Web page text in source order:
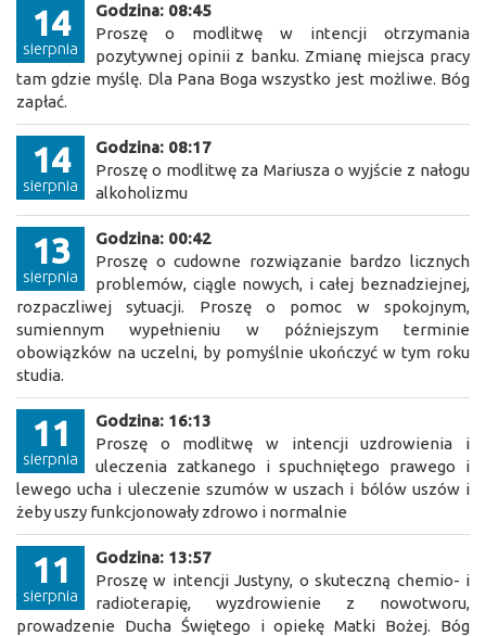
14
sierpnia
Godzina: 08:45
Proszę o modlitwę w intencji otrzymania
pozytywnej opinii z banku. Zmianę miejsca pracy
tam gdzie myślę. Dla Pana Boga wszystko jest możliwe. Bóg
zapłać.
14
sierpnia
Godzina: 08:17
Proszę o modlitwę za Mariusza o wyjście z nałogu
alkoholizmu
13
sierpnia
Godzina: 00:42
Proszę o cudowne rozwiązanie bardzo licznych
problemów, ciągle nowych, i całej beznadziejnej,
rozpaczliwej sytuacji. Proszę o pomoc w spokojnym,
sumiennym wypełnieniu w późniejszym terminie
obowiązków na uczelni, by pomyślnie ukończyć w tym roku
studia.
11
sierpnia
Godzina: 16:13
Proszę o modlitwę w intencji uzdrowienia i
uleczenia zatkanego i spuchniętego prawego i
lewego ucha i uleczenie szumów w uszach i bólów uszów i
żeby uszy funkcjonowały zdrowo i normalnie
11
sierpnia
Godzina: 13:57
Proszę w intencji Justyny, o skuteczną chemio- i
radioterapię, wyzdrowienie z nowotworu,
prowadzenie Ducha Świętego i opiekę Matki Bożej. Bóg